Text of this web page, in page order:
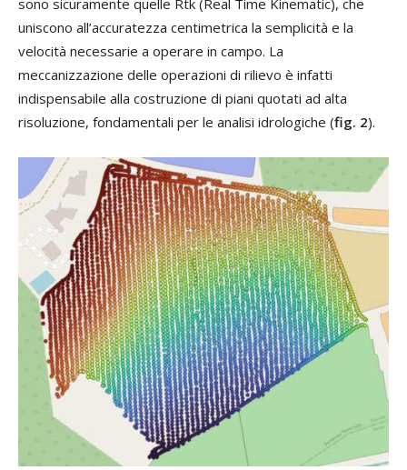
uniscono all’accuratezza centimetrica la semplicità e la
velocità necessarie a operare in campo. La
meccanizzazione delle operazioni di rilievo è infatti
indispensabile alla costruzione di piani quotati ad alta
risoluzione, fondamentali per le analisi idrologiche (fig. 2).